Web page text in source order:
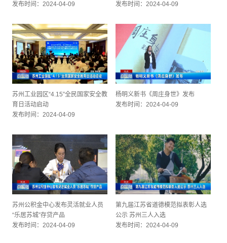
发布时间：2024-04-09
发布时间：2024-04-09
苏州工业园区“4.15”全民国家安全教
育日活动启动
发布时间：2024-04-09
杨明义新书《周庄身世》发布
发布时间：2024-04-09
苏州公积金中心发布灵活就业人员
“乐居苏城”存贷产品
发布时间：2024-04-09
第九届江苏省道德模范拟表彰人选
公示 苏州三人入选
发布时间：2024-04-09